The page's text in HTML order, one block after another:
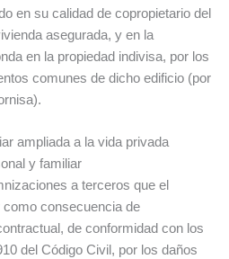
en su calidad de copropietario del
asegurada, y en la
en la propiedad indivisa, por los
comunes de dicho edificio (por
ampliada a la vida privada
y familiar
a terceros que el
consecuencia de
de conformidad con los
del Código Civil, por los daños